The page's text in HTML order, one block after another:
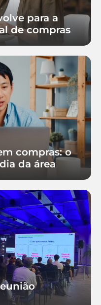
para a
de compras
compras: o
da área